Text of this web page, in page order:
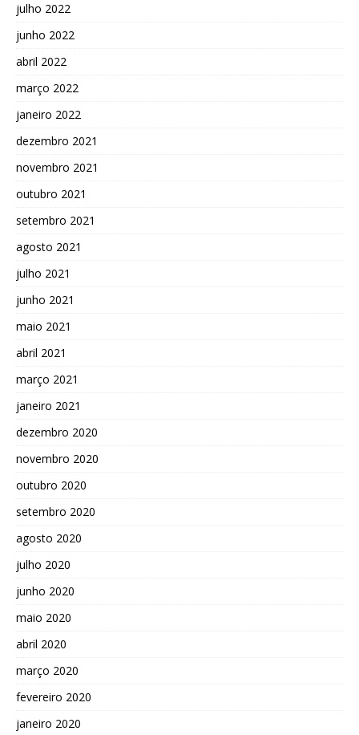
julho 2022
junho 2022
abril 2022
março 2022
janeiro 2022
dezembro 2021
novembro 2021
outubro 2021
setembro 2021
agosto 2021
julho 2021
junho 2021
maio 2021
abril 2021
março 2021
janeiro 2021
dezembro 2020
novembro 2020
outubro 2020
setembro 2020
agosto 2020
julho 2020
junho 2020
maio 2020
abril 2020
março 2020
fevereiro 2020
janeiro 2020